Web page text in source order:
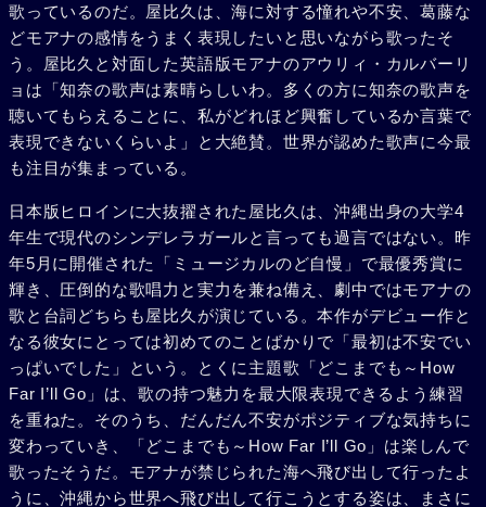
歌っているのだ。屋比久は、海に対する憧れや不安、葛藤な
どモアナの感情をうまく表現したいと思いながら歌ったそ
う。屋比久と対面した英語版モアナのアウリィ・カルバーリ
ョは「知奈の歌声は素晴らしいわ。多くの方に知奈の歌声を
聴いてもらえることに、私がどれほど興奮しているか言葉で
表現できないくらいよ」と大絶賛。世界が認めた歌声に今最
も注目が集まっている。
日本版ヒロインに大抜擢された屋比久は、沖縄出身の大学4
年生で現代のシンデレラガールと言っても過言ではない。昨
年5月に開催された「ミュージカルのど自慢」で最優秀賞に
輝き、圧倒的な歌唱力と実力を兼ね備え、劇中ではモアナの
歌と台詞どちらも屋比久が演じている。本作がデビュー作と
なる彼女にとっては初めてのことばかりで「最初は不安でい
っぱいでした」という。とくに主題歌「どこまでも～How
Far I’ll Go」は、歌の持つ魅力を最大限表現できるよう練習
を重ねた。そのうち、だんだん不安がポジティブな気持ちに
変わっていき、「どこまでも～How Far I’ll Go」は楽しんで
歌ったそうだ。モアナが禁じられた海へ飛び出して行ったよ
うに、沖縄から世界へ飛び出して行こうとする姿は、まさに